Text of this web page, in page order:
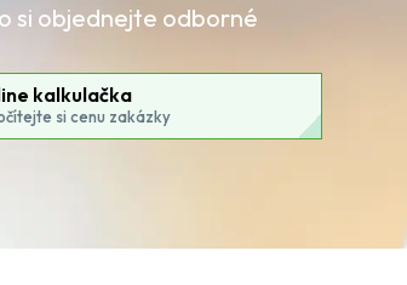
si objednejte odborné
kalkulačka
si cenu zakázky